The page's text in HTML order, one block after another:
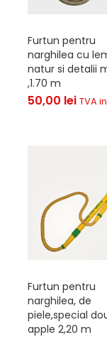
Furtun pentru
narghilea cu
natur si detalii
,1.70 m
50,00 lei TVA
Furtun pentru
narghilea, de
piele,special
apple 2,20 m